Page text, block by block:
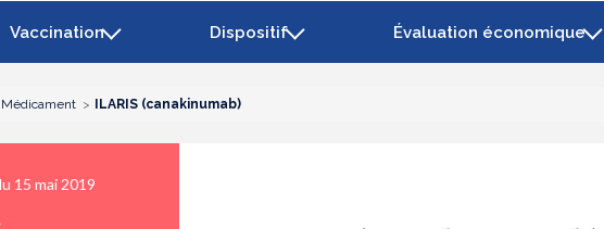
Vaccination Dispositif Évaluation économique
Médicament ILARIS (canakinumab)
15 mai 2019